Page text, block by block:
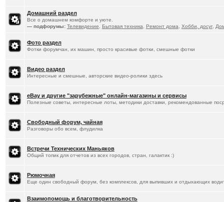
Домашний раздел
Все о домашнем комфорте и уюте.
— подфорумы: Телевидение Бытовая техника Ремонт дома Хобби, досуг,
Фото раздел
Фотки форумчан, их машин, просто красивые фотки, смешные фотки
Видео раздел
Интересные и смешные, авторские видео-ролики здесь
eBay и другие "зарубежные" онлайн-магазины и сервисы
Полезные советы, интересные лоты, методики доставки, рекомендованные
Свободный форум, чайная
Разговоры обо всем, флудилка
Встречи Технических Маньяков
Общий топик для отчетов из всех городов, стран, галактик :)
Рюмочная
Еще один свободный форум, без комплексов, для выпивших и отдыхающих
Взаимопомощь и благотворительность